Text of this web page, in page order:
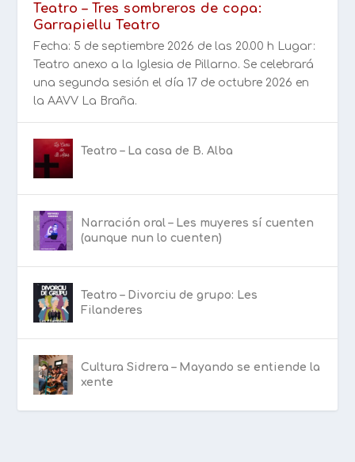
Teatro – Tres sombreros de copa:
Garrapiellu Teatro
Fecha: 5 de septiembre 2026 de las 20.00 h Lugar:
Teatro anexo a la Iglesia de Pillarno. Se celebrará
una segunda sesión el día 17 de octubre 2026 en
la AAVV La Braña.
Teatro – La casa de B. Alba
Narración oral – Les muyeres sí cuenten
(aunque nun lo cuenten)
Teatro – Divorciu de grupo: Les
Filanderes
Cultura Sidrera – Mayando se entiende la
xente